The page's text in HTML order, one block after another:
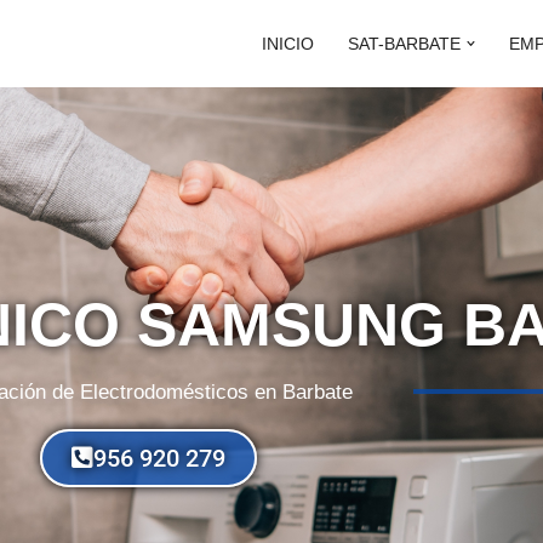
INICIO SAT-BARBATE
SAMSUNG
de Electrodomésticos en Barbate
956 920 279